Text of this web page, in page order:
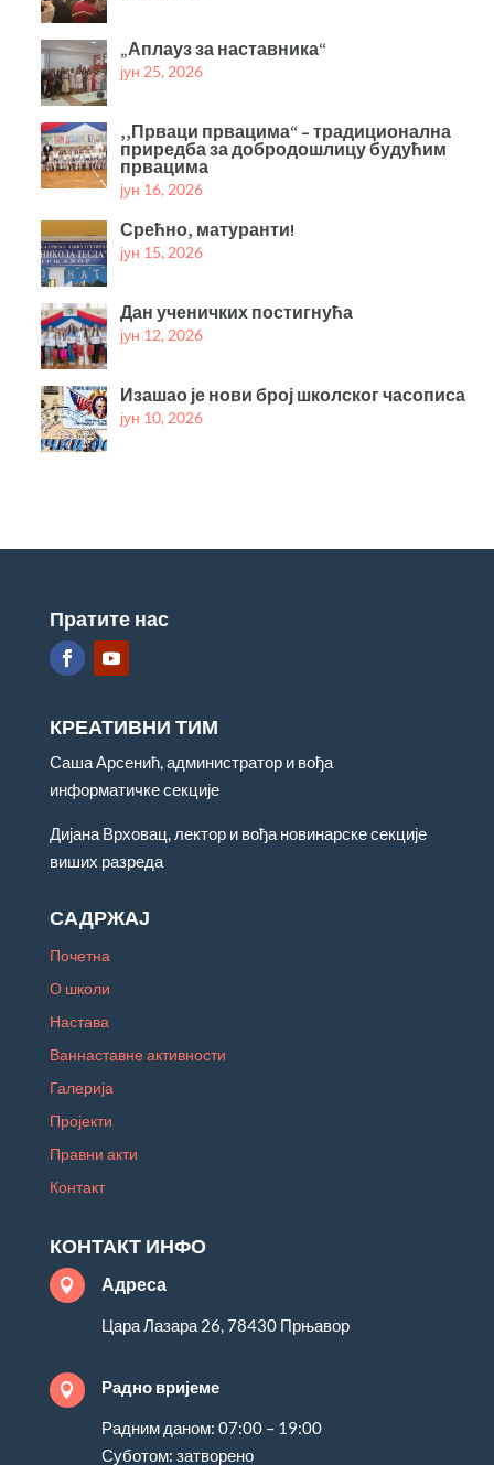
„Аплауз за наставника“
јун 25, 2026
,,Прваци првацима“ – традиционална
приредба за добродошлицу будућим
првацима
јун 16, 2026
Срећно, матуранти!
јун 15, 2026
Дан ученичких постигнућа
јун 12, 2026
Изашао је нови број школског часописа
јун 10, 2026
Пратите нас
КРЕАТИВНИ ТИМ
Саша Арсенић, администратор и вођа
информатичке секције
Дијана Врховац, лектор и вођа новинарске секције
виших разреда
САДРЖАЈ
Почетна
О школи
Настава
Ваннаставне активности
Галерија
Пројекти
Правни акти
Контакт
КОНТАКТ ИНФО
 Адреса
Цара Лазара 26, 78430 Прњавор
 Радно вријеме
Радним даном: 07:00 – 19:00
Суботом: затворено